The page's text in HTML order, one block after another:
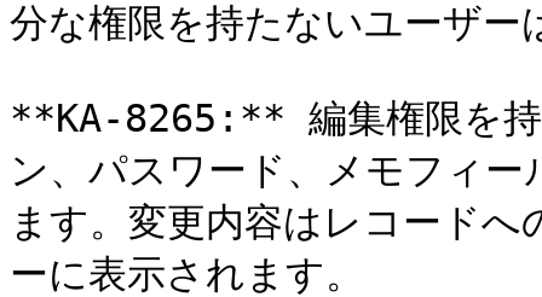
分な権限を持たないユーザ
**KA-8265:** 編集権限を持
ン、パスワード、メモフィ
ます。変更内容はレコード
ーに表示されます。